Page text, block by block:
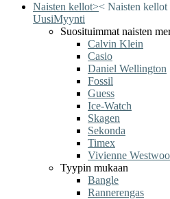
Naisten kellot>< Naisten kellot
UusiMyynti
Suosituimmat naisten
Calvin Klein
Casio
Daniel Wellington
Fossil
Guess
Ice-Watch
Skagen
Sekonda
Timex
Vivienne
Tyypin mukaan
Bangle
Rannerengas